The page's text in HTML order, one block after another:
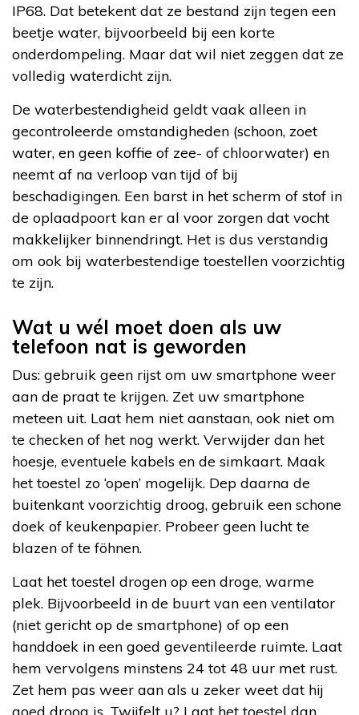
IP68. Dat betekent dat ze bestand zijn tegen een
beetje water, bijvoorbeeld bij een korte
onderdompeling. Maar dat wil niet zeggen dat ze
volledig waterdicht zijn.
De waterbestendigheid geldt vaak alleen in
gecontroleerde omstandigheden (schoon, zoet
water, en geen koffie of zee- of chloorwater) en
neemt af na verloop van tijd of bij
beschadigingen. Een barst in het scherm of stof in
de oplaadpoort kan er al voor zorgen dat vocht
makkelijker binnendringt. Het is dus verstandig
om ook bij waterbestendige toestellen voorzichtig
te zijn.
Wat u wél moet doen als uw
telefoon nat is geworden
Dus: gebruik geen rijst om uw smartphone weer
aan de praat te krijgen. Zet uw smartphone
meteen uit. Laat hem niet aanstaan, ook niet om
te checken of het nog werkt. Verwijder dan het
hoesje, eventuele kabels en de simkaart. Maak
het toestel zo ‘open’ mogelijk. Dep daarna de
buitenkant voorzichtig droog, gebruik een schone
doek of keukenpapier. Probeer geen lucht te
blazen of te föhnen.
Laat het toestel drogen op een droge, warme
plek. Bijvoorbeeld in de buurt van een ventilator
(niet gericht op de smartphone) of op een
handdoek in een goed geventileerde ruimte. Laat
hem vervolgens minstens 24 tot 48 uur met rust.
Zet hem pas weer aan als u zeker weet dat hij